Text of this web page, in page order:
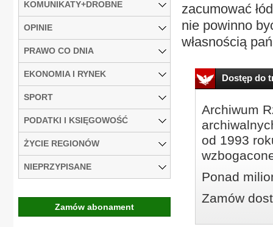
zacumować
nie powinno
własnością
Dostęp do
Archiwum
od 1993
Ponad
Zamów
KOMUNIKATY+DROBNE
OPINIE
PRAWO CO DNIA
EKONOMIA I RYNEK
SPORT
PODATKI I KSIĘGOWOŚĆ
ŻYCIE REGIONÓW
NIEPRZYPISANE
Zamów abonament